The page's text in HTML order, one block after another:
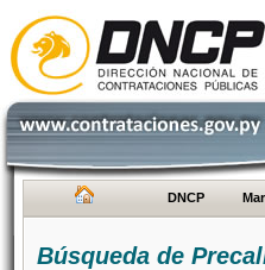
DNCP
Búsqueda de